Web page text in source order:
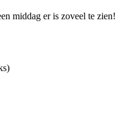
middag er is zoveel te zien!